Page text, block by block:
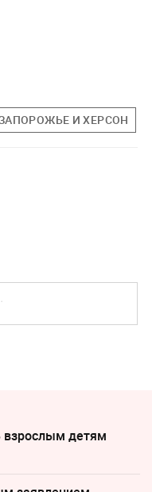
И ХЕРСОН
взрослым детям